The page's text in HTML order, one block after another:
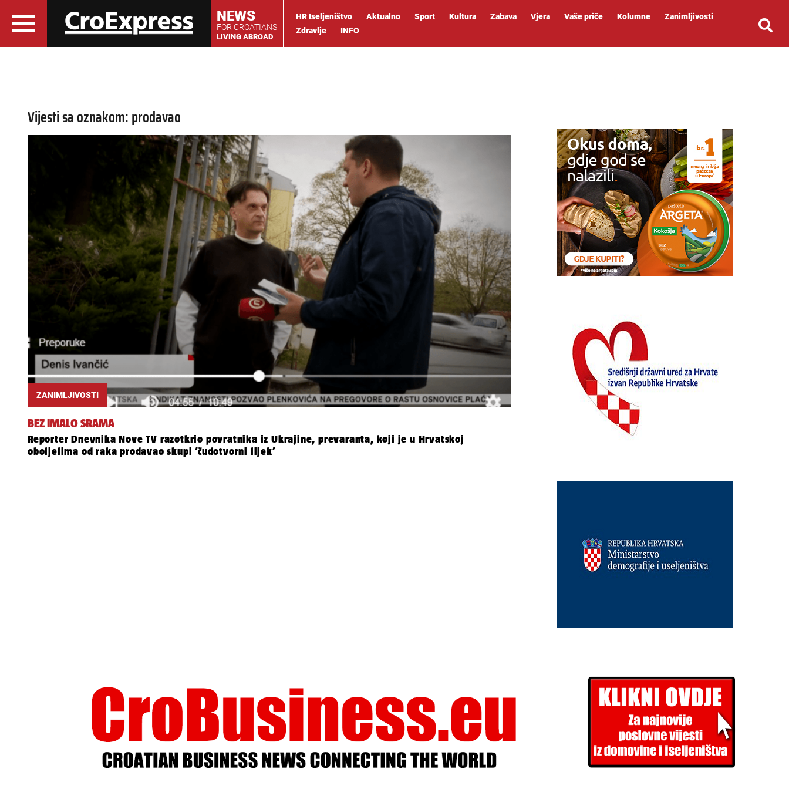
NEWS
FOR CROATIANS
LIVING ABROAD
HR Iseljeništvo Aktualno Sport Kultura Zabava Vjera Vaše priče Kolumne
Zanimljivosti
Zdravlje
INFO
Vijesti sa oznakom: prodavao
ZANIMLJIVOSTI
BEZ IMALO SRAMA
Reporter Dnevnika Nove TV razotkrio povratnika iz Ukrajine, prevaranta, koji je u Hrvatskoj
oboljelima od raka prodavao skupi ‘čudotvorni lijek’